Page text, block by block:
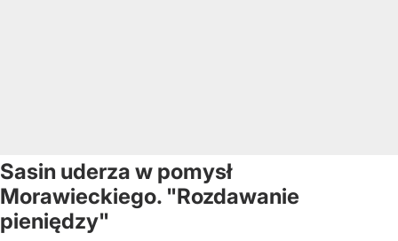
Sasin uderza w pomysł
Morawieckiego. "Rozdawanie
pieniędzy"